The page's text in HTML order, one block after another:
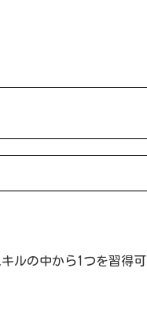
ルの中から1つを習得可